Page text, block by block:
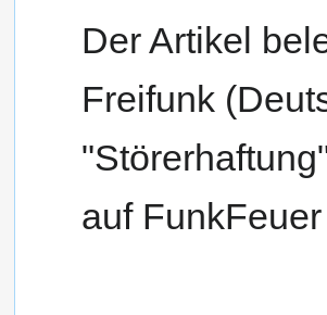
Der Artikel
Freifunk
auf